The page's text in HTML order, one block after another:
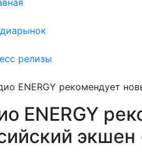
релизы
ENERGY рекомендует
ENERGY